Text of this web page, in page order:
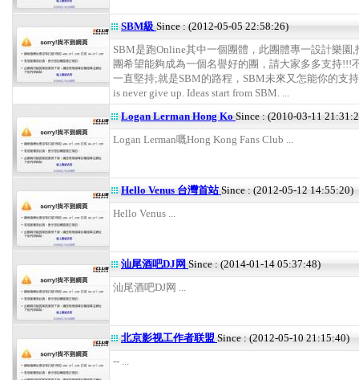
SBM級 Since : (2012-05-05 22:58:26)
SBM是跑Online其中一個團體，此團體專一設計樂園,
團希望能夠成為一個名譽好的團，請大家多多支持!!!
一直堅持;就是SBM的路程，SBM未來又怎能你的支
is never give up. Ideas start from SBM. ...
Logan Lerman Hong Ko Since : (2010-03-11
Logan Lerman嘅Hong Kong Fans Club ...
Hello Venus 台灣首站Since : (2012-05-12 14:55:20)
Hello Venus ...
汕尾酒吧DJ网 Since : (2014-01-14 05:37:48)
汕尾酒吧DJ网 ...
北京影视工作者联盟 Since : (2012-05-10 21:15:40)
-- ...